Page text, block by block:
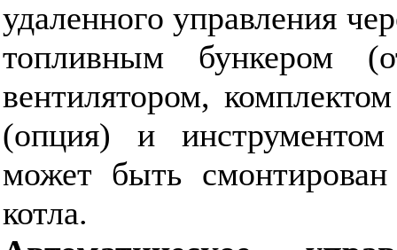
удаленного управления
топливным
вентилятором,
(опция) и
может быть
котла.